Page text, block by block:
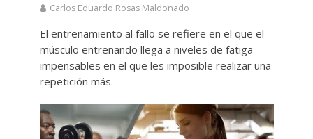
Carlos Eduardo Rosas Maldonado
El entrenamiento al fallo se refiere en el que el
músculo entrenando llega a niveles de fatiga
impensables en el que les imposible realizar una
repetición más.